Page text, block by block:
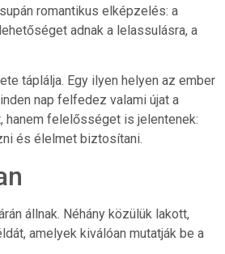
romantikus elképzelés: a
adnak a lelassulásra, a
táplálja. Egy ilyen helyen az ember
nap felfedez valami újat a
hanem felelősséget is jelentenek:
és élelmet biztosítani.
állnak. Néhány közülük lakott,
amelyek kiválóan mutatják be a